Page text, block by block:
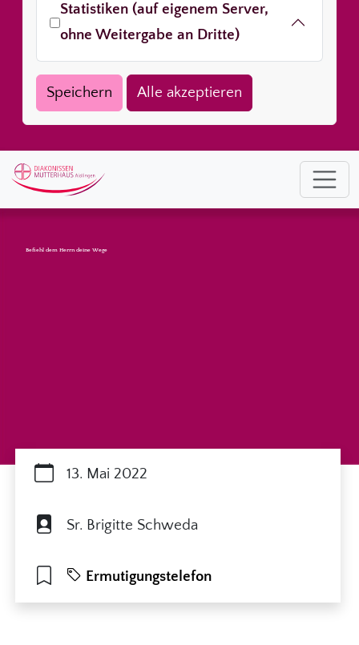
Statistiken (auf eigenem Server,
ohne Weitergabe an Dritte)
Befiehl dem Herrn deine Wege
13. Mai 2022
Sr. Brigitte Schweda
Ermutigungstelefon